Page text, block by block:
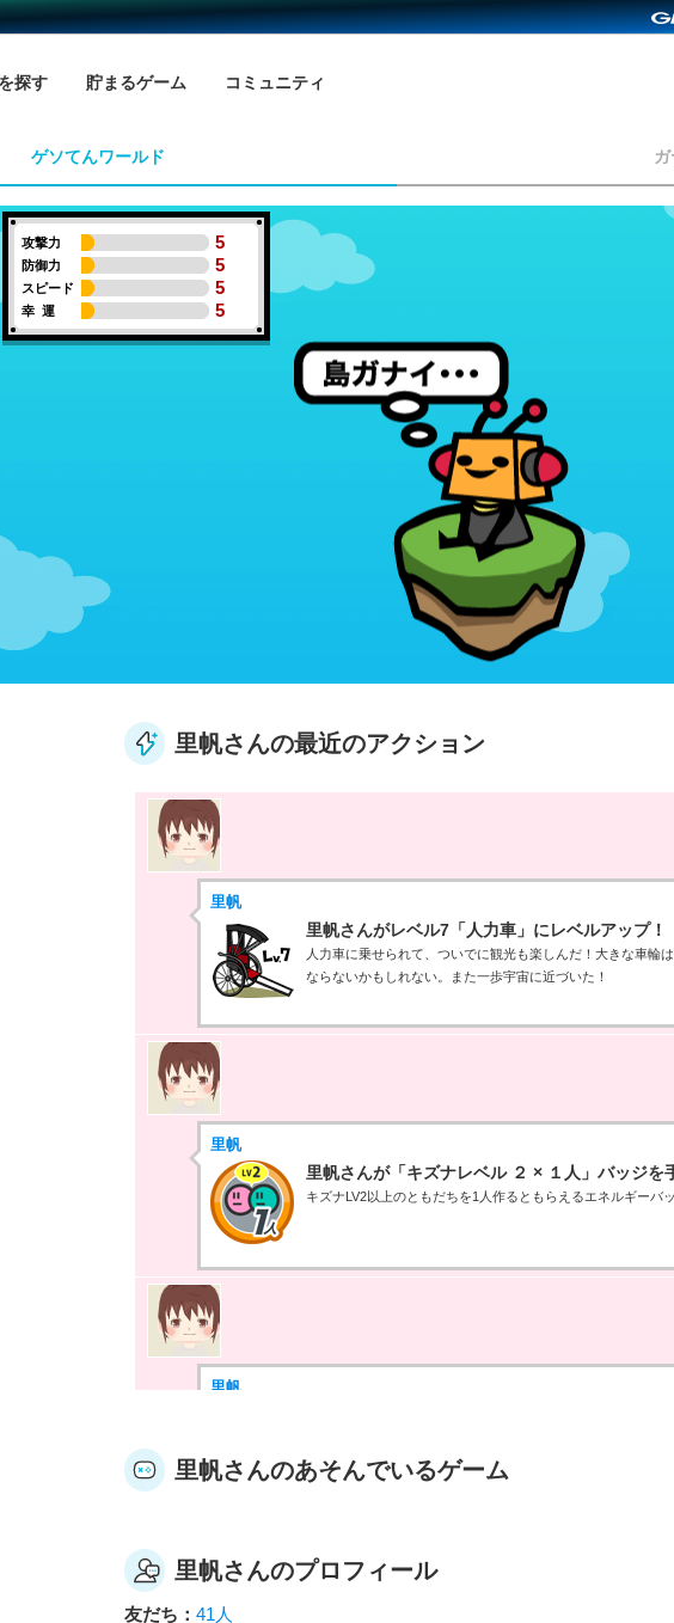
探す 貯まるゲーム コミュニティ
ゲソてんワールド
攻撃力 5
防御力 5
スピード 5
幸 運 5
里帆さんの最近のアクション
里帆
里帆さんがレベル7「人力車」にレベルアップ！
人力車に乗せられて、ついでに観光も楽しんだ！大きな車輪
ならないかもしれない。また一歩宇宙に近づいた！
里帆
里帆さんが「キズナレベル ２ × １人」バッジを
キズナLV2以上のともだちを1人作るともらえるエネルギーバッ
里帆
里帆さんのあそんでいるゲーム
里帆さんのプロフィール
友だち： 41人